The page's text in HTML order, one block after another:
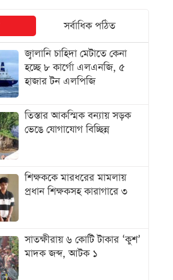
সর্বাধিক পঠিত
জ্বালানি চাহিদা মেটাতে কেনা
হচ্ছে ৮ কার্গো এলএনজি, ৫
হাজার টন এলপিজি
তিস্তার আকস্মিক বন্যায় সড়ক
ভেঙে যোগাযোগ বিচ্ছিন্ন
শিক্ষককে মারধরের মামলায়
প্রধান শিক্ষকসহ কারাগারে ৩
সাতক্ষীরায় ৬ কোটি টাকার ‘কুশ’
মাদক জব্দ, আটক ১